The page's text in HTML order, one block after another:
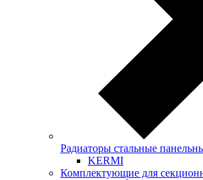
Радиаторы стальные
KERMI
Комплектующие для